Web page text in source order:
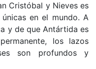
Cristóbal y Nieves es
en el mundo. A
y de que Antártida es
los lazos
son profundos y